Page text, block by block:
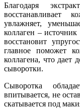
Благодаря
восстанавливает
увлажняет,
коллаген –
восстановит
главное поможет
коллагена, что дает
сыворотки.
Сыворотка
впитывается, не
скатывается под